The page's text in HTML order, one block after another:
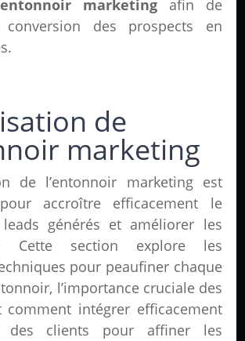
entonnoir marketingafin de
des prospects en
de
marketing
de l’entonnoir marketing est
accroître efficacement le
générés et améliorer les
Cette section explore les
pour peaufiner chaque
l’importance cruciale des
comment intégrer efficacement
des clients pour affiner les